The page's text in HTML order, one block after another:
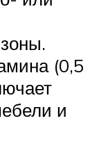
(0,5
и